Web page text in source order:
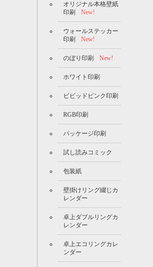
オリジナル本格壁紙
印刷
New!
ウォールステッカー
印刷
New!
のぼり印刷 New!
ホワイト印刷
ビビッドピンク印刷
RGB印刷
パッケージ印刷
試し読みコミック
包装紙
壁掛けリング綴じカ
レンダー
卓上ダブルリングカ
レンダー
卓上エコリングカレ
ンダー